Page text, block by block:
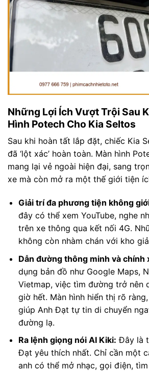
Những Lợi Ích Vượt Trội Sau
Hình Potech Cho Kia Seltos
Sau khi hoàn tất lắp đặt, chiếc Kia
đã ‘lột xác’ hoàn toàn. Màn hình
mang lại vẻ ngoài hiện đại, sang
xe mà còn mở ra một thế giới tiện
Giải trí đa phương tiện không
đây có thể xem YouTube, nghe
trên xe thông qua kết nối 4G.
không còn nhàm chán với kho
Dẫn đường thông minh và chính
dụng bản đồ như Google Maps,
Vietmap, việc tìm đường trở nên
giờ hết. Màn hình hiển thị rõ
giúp Anh Đạt tự tin di chuyển
đường lạ.
Ra lệnh giọng nói AI Kiki: Đây là
Đạt yêu thích nhất. Chỉ cần một
anh có thể mở nhạc, gọi điện,